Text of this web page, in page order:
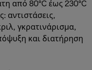
από 80°C έως 230°C
αντιστάσεις,
γκρατινάρισμα,
και διατήρηση